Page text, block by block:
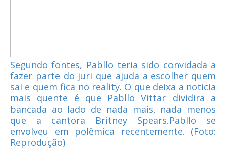
Segundo fontes, Pabllo teria sido convidada a
fazer parte do juri que ajuda a escolher quem
sai e quem fica no reality. O que deixa a noticia
mais quente é que Pabllo Vittar dividira a
bancada ao lado de nada mais, nada menos
que a cantora Britney Spears.Pabllo se
envolveu em polêmica recentemente. (Foto:
Reprodução)